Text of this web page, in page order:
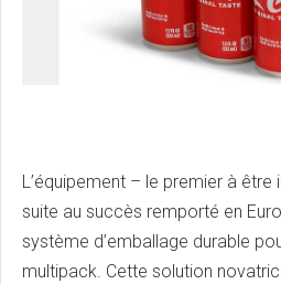
L’équipement – le premier à être
suite au succès remporté en
système d’emballage durable
multipack. Cette solution